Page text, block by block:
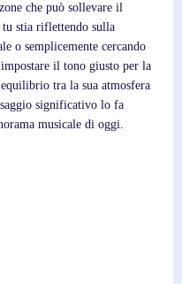
che può sollevare il
tu stia riflettendo sulla
o semplicemente cercando
il tono giusto per la
tra la sua atmosfera
significativo lo fa
musicale di oggi.